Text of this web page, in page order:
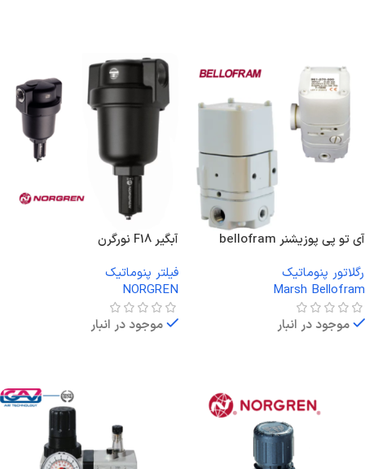
آی تو پی پوزیشنر bellofram
رگلاتور پنوماتیک
Marsh Bellofram
موجود در انبار
آبگیر F18 نورگرن
فیلتر پنوماتیک
NORGREN
موجود در انبار